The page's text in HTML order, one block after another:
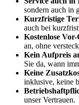
sondern auch in
Kurzfristige
auch bei
Kostenlose
an, ohne
Kein Aufpreis
Sie da, wann
Keine
inklusive, keine
unser Vertrauen.